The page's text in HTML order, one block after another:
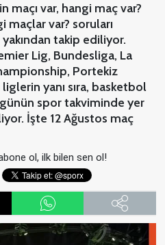
maçı var, hangi maç var?
maçlar var? soruları
takip ediliyor.
Lig, Bundesliga, La
Portekiz
yanı sıra, basketbol
spor takviminde yer
İşte 12 Ağustos maç
ol, ilk bilen sen ol!